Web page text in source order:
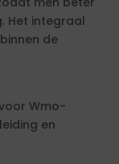
Het integraal
de
Wmo-
en